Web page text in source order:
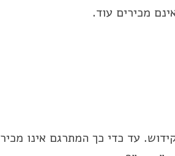
מכירים עוד.
עד כדי כך המתרגם אינו מכיר